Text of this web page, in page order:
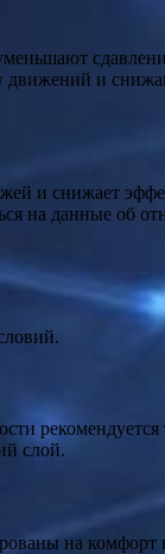
и
и снижает
на данные об
слой.
на комфорт